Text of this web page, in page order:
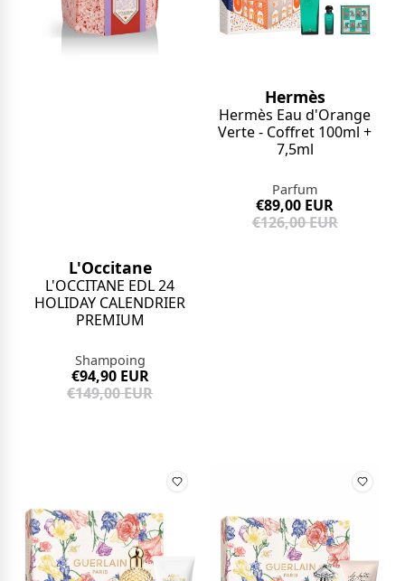
L'Occitane
L'OCCITANE EDL 24
HOLIDAY CALENDRIER
PREMIUM
Shampoing
€94,90 EUR
€149,00 EUR
Hermès
Hermès Eau d'Orange
Verte - Coffret 100ml +
7,5ml
Parfum
€89,00 EUR
€126,00 EUR